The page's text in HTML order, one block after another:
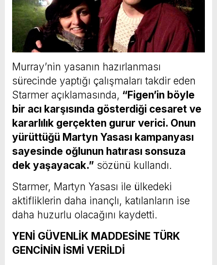
Murray’nin yasanın hazırlanması
sürecinde yaptığı çalışmaları takdir eden
Starmer açıklamasında, “Figen’in böyle
bir acı karşısında gösterdiği cesaret ve
kararlılık gerçekten gurur verici. Onun
yürüttüğü Martyn Yasası kampanyası
sayesinde oğlunun hatırası sonsuza
dek yaşayacak.” sözünü kullandı.
Starmer, Martyn Yasası ile ülkedeki
aktifliklerin daha inançlı, katılanların ise
daha huzurlu olacağını kaydetti.
YENİ GÜVENLİK MADDESİNE TÜRK
GENCİNİN İSMİ VERİLDİ